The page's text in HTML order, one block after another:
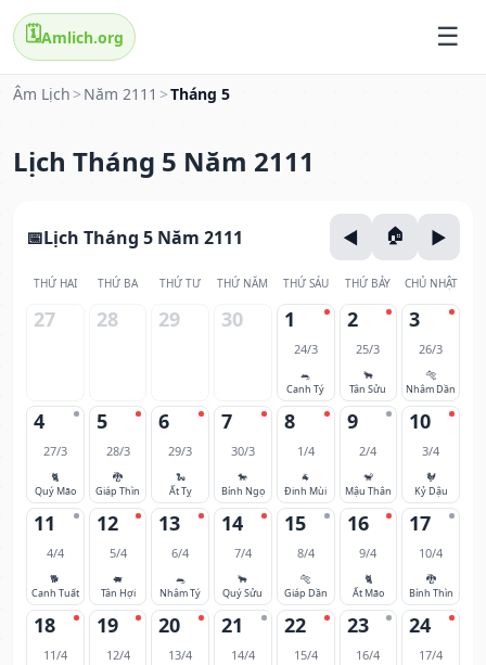
🗓️Amlich.org
Âm Lịch > Năm 2111 >Tháng 5
Lịch Tháng 5 Năm 2111
Lịch Tháng 5 Năm 2111
THỨ HAI THỨ BA THỨ TƯ THỨ NĂM THỨ SÁU THỨ BẢY CHỦ NHẬT
27 28 29 30 1
24/3
🐀
Canh Tý
2
25/3
🐂
Tân Sửu
3
26/3
🐅
Nhâm Dần
4
27/3
🐈
Quý Mão
5
28/3
🐉
Giáp Thìn
6
29/3
🐍
Ất Tỵ
7
30/3
🐎
Bính Ngọ
8
1/4
🐐
Đinh Mùi
9
2/4
🐒
Mậu Thân
10
3/4
🐓
Kỷ Dậu
11
4/4
🐕
Canh Tuất
12
5/4
🐖
Tân Hợi
13
6/4
🐀
Nhâm Tý
14
7/4
🐂
Quý Sửu
15
8/4
🐅
Giáp Dần
16
9/4
🐈
Ất Mão
17
10/4
🐉
Bính Thìn
18
11/4
19
12/4
20
13/4
21
14/4
22
15/4
23
16/4
24
17/4